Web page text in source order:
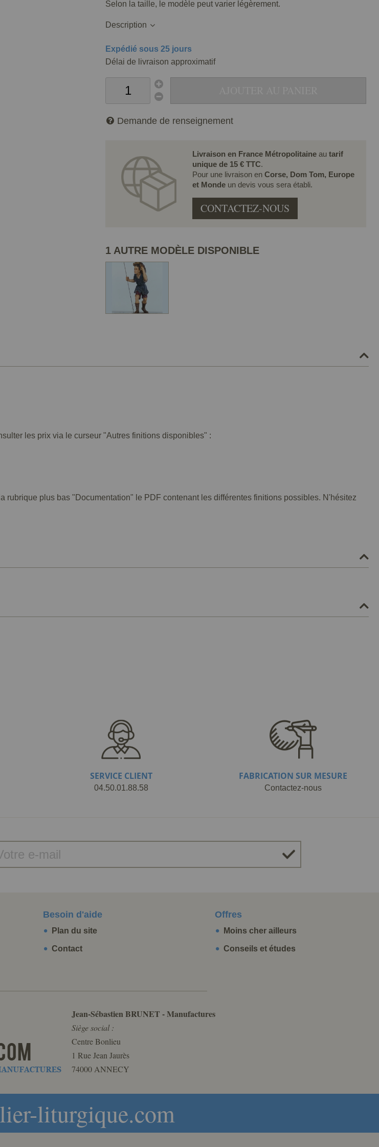
Selon la taille, le modèle peut varier légèrement.
Description
Expédié sous 25 jours
Délai de livraison approximatif
Demande de renseignement
Livraison en France Métropolitaineau tarif
unique de 15 € TTC.
Pour une livraison en Corse, Dom Tom, Europe
et Monde un devis vous sera établi.
CONTACTEZ-NOUS
1 AUTRE MODÈLE DISPONIBLE
les prix via le curseur "Autres finitions disponibles" :
plus bas "Documentation" le PDF contenant les différentes finitions possibles. N'hésitez
SERVICE CLIENT
04.50.01.88.58
FABRICATION SUR MESURE
Contactez-nous
Besoin d'aide
Plan du site
Contact
Offres
Moins cher ailleurs
Conseils et études
Jean-Sébastien BRUNET - Manufactures
Siège social :
Centre Bonlieu
1 Rue Jean Jaurès
74000 ANNECY
liturgique.com